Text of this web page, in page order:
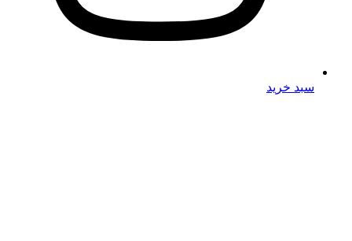
سبد خرید